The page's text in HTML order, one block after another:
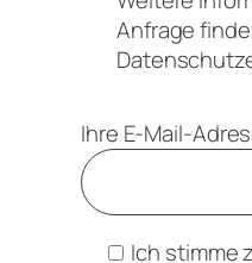
Anfrage
Ihre E-Mail-
Ich stimme